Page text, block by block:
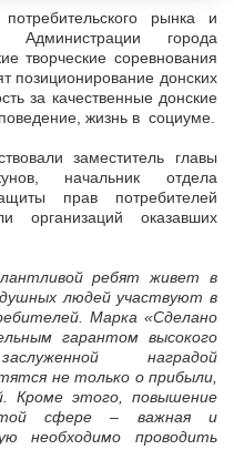
рынка и
города
творческие соревнования
позиционирование донских
за качественные донские
жизнь в социуме.
заместитель главы
начальник отдела
прав потребителей
организаций оказавших
ребят живет в
людей участвуют в
Марка «Сделано
гарантом высокого
наградой
не только о прибыли,
Кроме этого, повышение
сфере – важная и
необходимо проводить